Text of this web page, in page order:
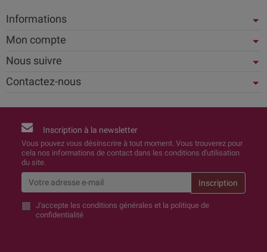
Informations
Mon compte
Nous suivre
Contactez-nous
Inscription à la newsletter
Vous pouvez vous désinscrire à tout moment. Vous trouverez pour
cela nos informations de contact dans les conditions d'utilisation
du site.
J'accepte les conditions générales et la politique de
confidentialité